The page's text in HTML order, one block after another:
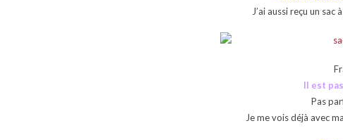
J’ai aussi reçu un
Il est
Pas
Je me vois déjà avec